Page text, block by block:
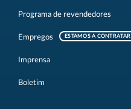
Programa de revendedores
Empregos ESTAMOS A CONTRATAR
Imprensa
Boletim